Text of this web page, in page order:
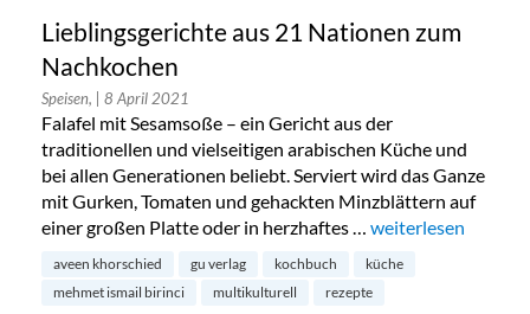
Lieblingsgerichte aus 21 Nationen zum
Nachkochen
Speisen, | 8 April 2021
Falafel mit Sesamsoße – ein Gericht aus der
traditionellen und vielseitigen arabischen Küche und
bei allen Generationen beliebt. Serviert wird das Ganze
mit Gurken, Tomaten und gehackten Minzblättern auf
einer großen Platte oder in herzhaftes … „Lieblingsgerichte
weiterlesen
aveen khorschied gu verlag kochbuch
küche
mehmet ismail birinci
multikulturell rezepte